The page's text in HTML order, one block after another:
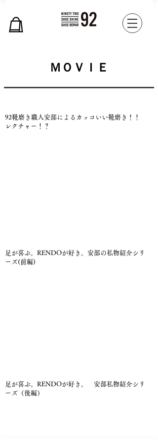
ＭＯＶＩＥ
92靴磨き職人安部によるカッコいい靴磨き！！
レクチャー！？
足が喜ぶ。RENDOが好き。安部の私物紹介シリ
ーズ(前編)
足が喜ぶ。RENDOが好き。 安部私物紹介シリ
ーズ（後編）